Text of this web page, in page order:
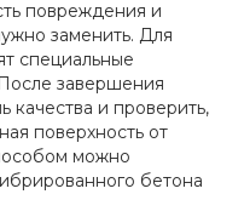
повреждения и
заменить. Для
специальные
завершения
качества и проверить,
поверхность от
можно
бетона